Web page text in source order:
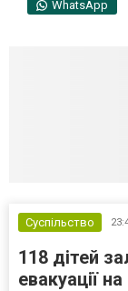
WhatsApp
Суспільство
118 дітей
евакуації